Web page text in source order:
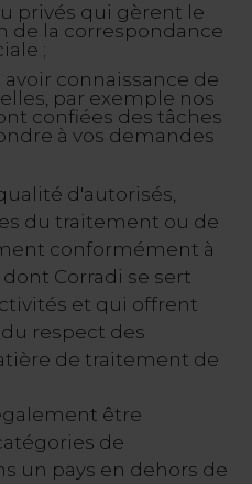
privés qui gèrent le
de la correspondance
;
connaissance de
par exemple nos
confiées des tâches
à vos demandes
d'autorisés,
du traitement ou de
conformément à
dont Corradi se sert
et qui offrent
respect des
de traitement de
être
de
un pays en dehors de